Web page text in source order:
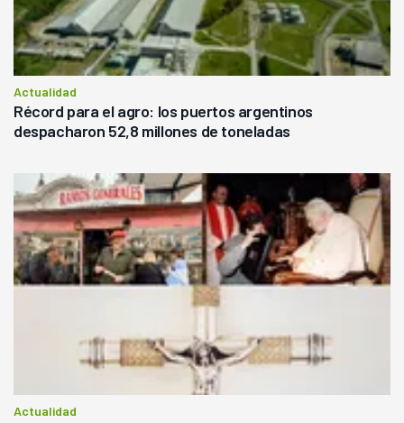
Actualidad
Récord para el agro: los puertos argentinos
despacharon 52,8 millones de toneladas
Actualidad